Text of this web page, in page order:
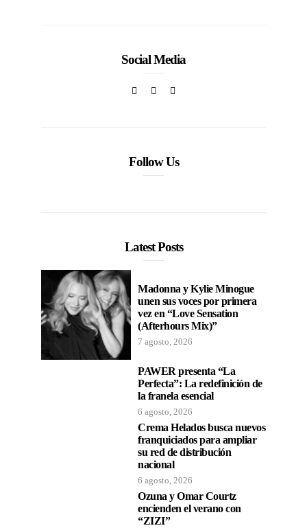
Social Media
Follow Us
Latest Posts
Madonna y Kylie Minogue
unen sus voces por primera
vez en “Love Sensation
(Afterhours Mix)”
7 agosto, 2026
PAWER presenta “La
Perfecta”: La redefinición de
la franela esencial
6 agosto, 2026
Crema Helados busca nuevos
franquiciados para ampliar
su red de distribución
nacional
6 agosto, 2026
Ozuna y Omar Courtz
encienden el verano con
“ZIZI”